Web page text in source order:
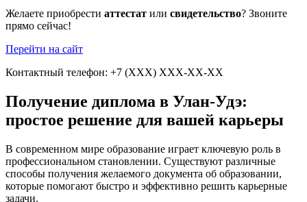
Желаете приобрести аттестат или свидетельство? Звоните
прямо сейчас!
Перейти на сайт
Контактный телефон: +7 (ХХХ) ХХХ-ХХ-ХХ
Получение диплома в Улан-Удэ:
простое решение для вашей карьеры
В современном мире образование играет ключевую роль в
профессиональном становлении. Существуют различные
способы получения желаемого документа об образовании,
которые помогают быстро и эффективно решить карьерные
задачи.